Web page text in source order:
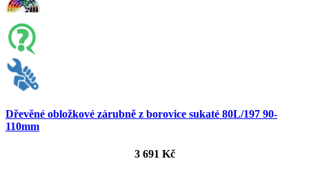
Dřevěné obložkové zárubně z borovice sukaté 80L/197 90-
110mm
3 691 Kč